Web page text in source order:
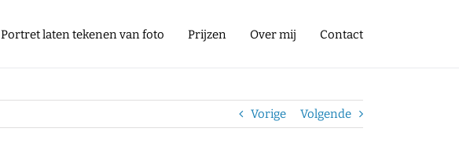
Portret laten tekenen van foto Prijzen Over mij Contact
Vorige Volgende